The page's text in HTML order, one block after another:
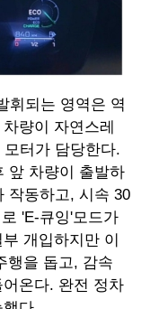
휘되는 영역은 역
량이 자연스레
터가 담당한다.
앞 차량이 출발하
작동하고, 시속 30
'E-큐잉'모드가
개입하지만 이
행을 돕고, 감속
온다. 완전 정차